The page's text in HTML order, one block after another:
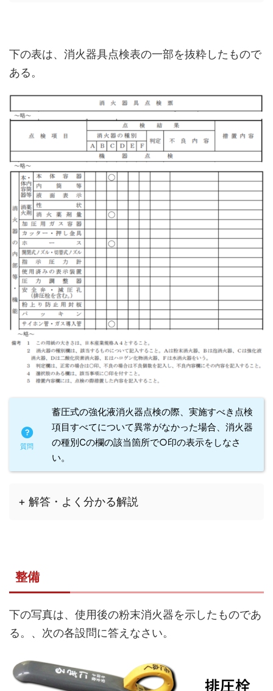
下の表は、消火器具点検表の一部を抜粋したもので
ある。
蓄圧式の強化液消火器点検の際、実施すべき点検
項目すべてについて異常がなかった場合、消火器
の種別Cの欄の該当箇所で○印の表示をしなさ
い。
+ 解答・よく分かる解説
整備
下の写真は、使用後の粉末消火器を示したものであ
る。、次の各設問に答えなさい。